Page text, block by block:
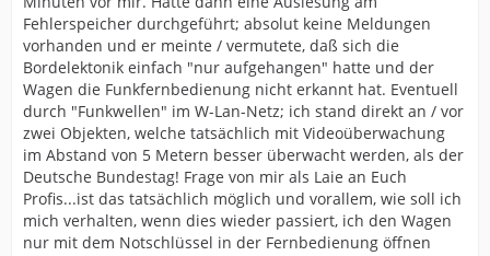
Fehlerspeicher durchgeführt; absolut keine Meldungen
vorhanden und er meinte / vermutete, daß sich die
Bordelektonik einfach "nur aufgehangen" hatte und der
Wagen die Funkfernbedienung nicht erkannt hat. Eventuell
durch "Funkwellen" im W-Lan-Netz; ich stand direkt an / vor
zwei Objekten, welche tatsächlich mit Videoüberwachung
im Abstand von 5 Metern besser überwacht werden, als der
Deutsche Bundestag! Frage von mir als Laie an Euch
Profis...ist das tatsächlich möglich und vorallem, wie soll ich
mich verhalten, wenn dies wieder passiert, ich den Wagen
nur mit dem Notschlüssel in der Fernbedienung öffnen